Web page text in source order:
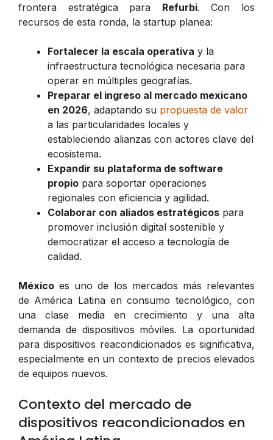
frontera estratégica para Refurbi. Con los
recursos de esta ronda, la startup planea:
Fortalecer la escala operativa y la
infraestructura tecnológica necesaria para
operar en múltiples geografías.
Preparar el ingreso al mercado mexicano
en 2026, adaptando su propuesta de valor
a las particularidades locales y
estableciendo alianzas con actores clave del
ecosistema.
Expandir su plataforma de software
propio para soportar operaciones
regionales con eficiencia y agilidad.
Colaborar con aliados estratégicos para
promover inclusión digital sostenible y
democratizar el acceso a tecnología de
calidad.
México es uno de los mercados más relevantes
de América Latina en consumo tecnológico, con
una clase media en crecimiento y una alta
demanda de dispositivos móviles. La oportunidad
para dispositivos reacondicionados es significativa,
especialmente en un contexto de precios elevados
de equipos nuevos.
Contexto del mercado de
dispositivos reacondicionados en